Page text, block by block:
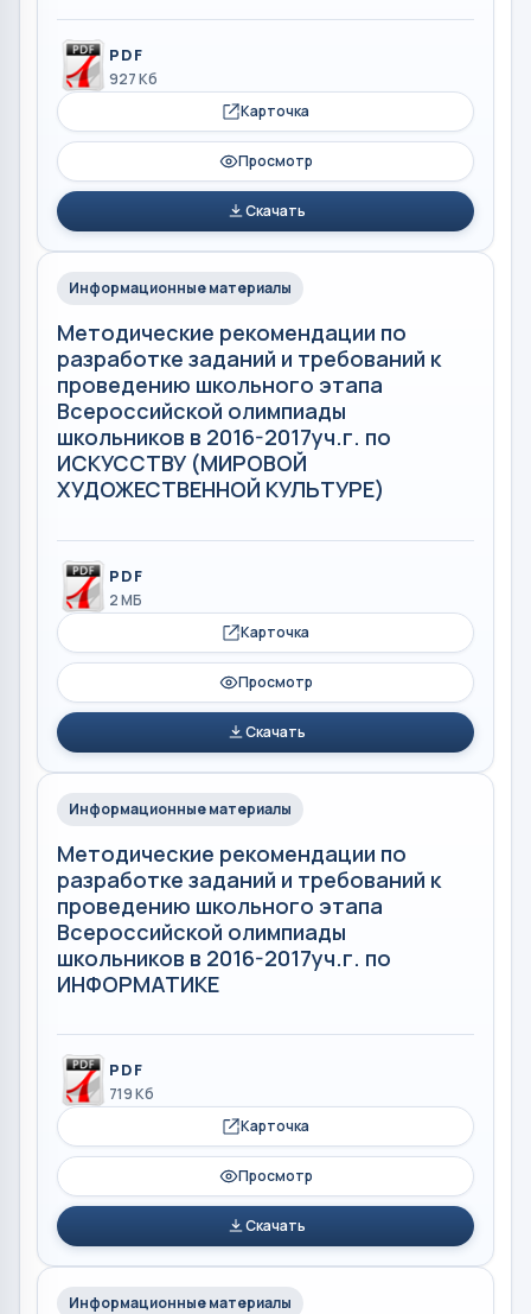
PDF
927 Кб
Карточка
Просмотр
Скачать
Информационные материалы
Методические рекомендации по
разработке заданий и требований к
проведению школьного этапа
Всероссийской олимпиады
школьников в 2016-2017уч.г. по
ИСКУССТВУ (МИРОВОЙ
ХУДОЖЕСТВЕННОЙ КУЛЬТУРЕ)
PDF
2 МБ
Карточка
Просмотр
Скачать
Информационные материалы
Методические рекомендации по
разработке заданий и требований к
проведению школьного этапа
Всероссийской олимпиады
школьников в 2016-2017уч.г. по
ИНФОРМАТИКЕ
PDF
719 Кб
Карточка
Просмотр
Скачать
Информационные материалы